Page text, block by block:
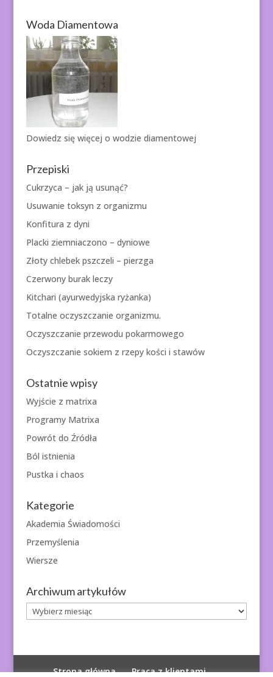
Woda Diamentowa
Dowiedz się więcej o wodzie diamentowej
Przepiski
Cukrzyca – jak ją usunąć?
Usuwanie toksyn z organizmu
Konfitura z dyni
Placki ziemniaczono – dyniowe
Złoty chlebek pszczeli – pierzga
Czerwony burak leczy
Kitchari (ayurwedyjska ryżanka)
Totalne oczyszczanie organizmu.
Oczyszczanie przewodu pokarmowego
Oczyszczanie sokiem z rzepy kości i stawów
Ostatnie wpisy
Wyjście z matrixa
Programy Matrixa
Powrót do Źródła
Ból istnienia
Pustka i chaos
Kategorie
Akademia Świadomości
Przemyślenia
Wiersze
Archiwum artykułów
Archiwum
artykułów
Strona główna Praca z klientami